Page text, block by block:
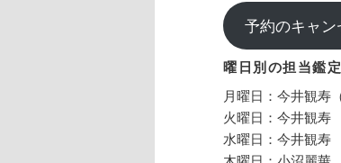
予約のキャ
曜日別の担当鑑
月曜日：今井観寿
火曜日：今井観寿
水曜日：今井観寿